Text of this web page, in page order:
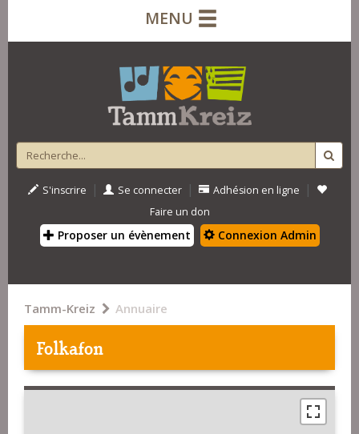
MENU
S'inscrire | Se connecter | Adhésion en ligne |
Faire un don
Proposer un évènement Connexion Admin
Tamm-Kreiz Annuaire
Folkafon